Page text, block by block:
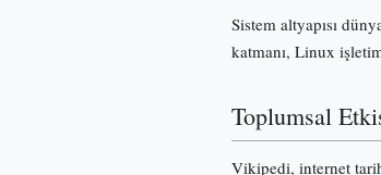
Sistem altyapısı
katmanı, Linux
Toplumsal
Vikipedi, internet